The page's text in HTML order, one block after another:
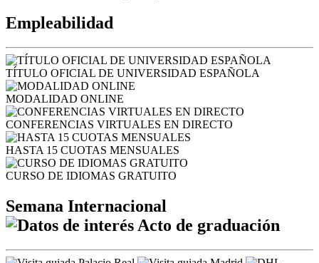
Empleabilidad
TÍTULO OFICIAL DE UNIVERSIDAD ESPAÑOLA
MODALIDAD ONLINE
CONFERENCIAS VIRTUALES EN DIRECTO
HASTA 15 CUOTAS MENSUALES
CURSO DE IDIOMAS GRATUITO
Semana Internacional
Acto de graduación